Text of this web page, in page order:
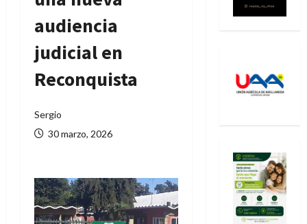
audiencia
judicial en
Reconquista
Sergio
30 marzo, 2026